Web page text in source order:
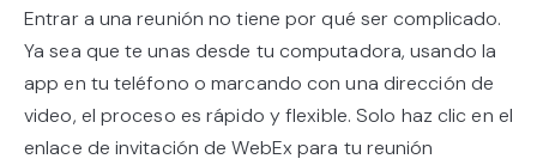
Entrar a una reunión no tiene por qué ser complicado.
Ya sea que te unas desde tu computadora, usando la
app en tu teléfono o marcando con una dirección de
video, el proceso es rápido y flexible. Solo haz clic en el
enlace de invitación de WebEx para tu reunión